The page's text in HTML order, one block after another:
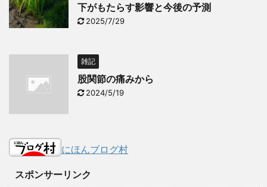
下がもたらす影響と今後の予測
2025/7/29
雑記
股関節の痛みから
2024/5/19
にほんブログ村
スポンサーリンク